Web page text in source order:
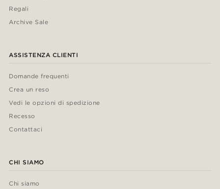
Regali
Archive Sale
ASSISTENZA CLIENTI
Domande frequenti
Crea un reso
Vedi le opzioni di spedizione
Recesso
Contattaci
CHI SIAMO
Chi siamo